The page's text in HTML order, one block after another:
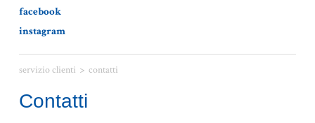
facebook
instagram
servizio clienti > contatti
Contatti